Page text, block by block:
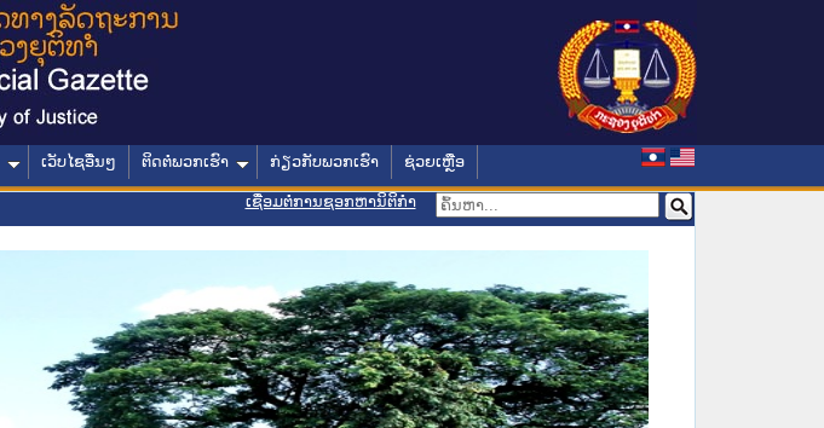
ເວັບໄຊອື່ນໆ ຕິດຕໍ່ພວກເຮົາ ກ່ຽວກັບພວກເຮົາ ຊ່ວຍເຫຼືອ
ເຊື່ອມຕໍ່ການຊອກຫານິຕິກຳ